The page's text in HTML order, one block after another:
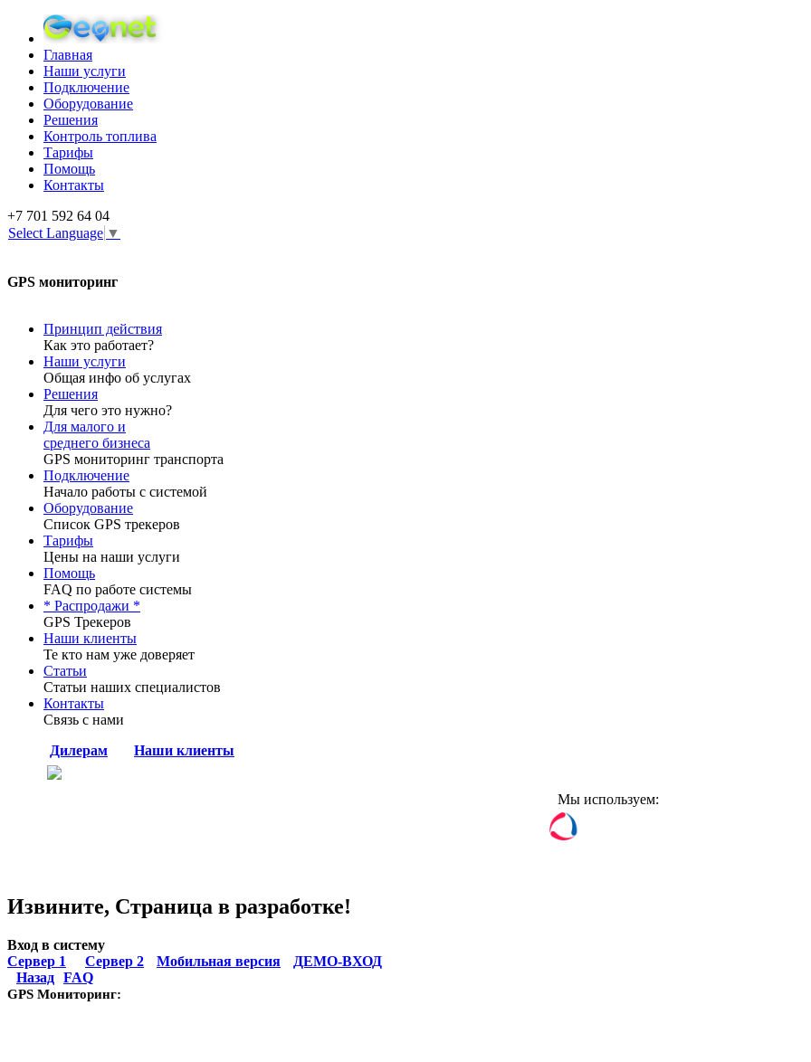
Главная
Наши услуги
Подключение
Оборудование
Решения
Контроль топлива
Тарифы
Помощь
Контакты
+7 701 592 64 04
Select Language ▼
GPS мониторинг
Принцип действия
Как это работает?
Наши услуги
Общая инфо об услугах
Решения
Для чего это нужно?
Для малого и
среднего бизнеса
GPS мониторинг транспорта
Подключение
Начало работы с системой
Оборудование
Список GPS трекеров
Тарифы
Цены на наши услуги
Помощь
FAQ по работе системы
* Распродажи *
GPS Трекеров
Наши клиенты
Те кто нам уже доверяет
Статьи
Статьи наших специалистов
Контакты
Связь с нами
Дилерам
Наши клиенты
Мы используем:
Извините, Страница в разработке!
Вход в систему
Сервер 1
Сервер 2 Мобильная версия
ДЕМО-ВХОД
Назад FAQ
GPS Мониторинг: